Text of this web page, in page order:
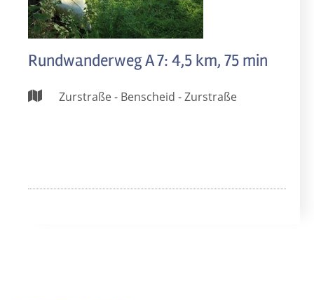
Rundwanderweg A 7: 4,5 km, 75 min
Zurstraße - Benscheid - Zurstraße